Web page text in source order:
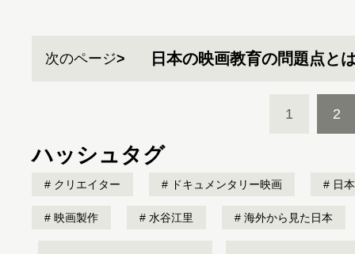
次のページ 日本の映画教育の問題点と
1 2
ハッシュタグ
クリエイター ドキュメンタリー映画 日
映画製作 水谷江里 海外から見た日本